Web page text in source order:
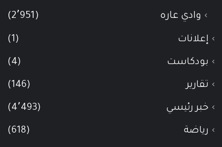
وادي عاره (2٬951)
إعلانات (1)
بودكاست (4)
تقارير (146)
خبر رئيسي (4٬493)
رياضة (618)